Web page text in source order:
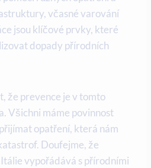
včasné varování
jsou klíčové prvky, které
dopady přírodních
že prevence je v tomto
Všichni máme povinnost
opatření, která nám
Doufejme, že
vypořádává s přírodními